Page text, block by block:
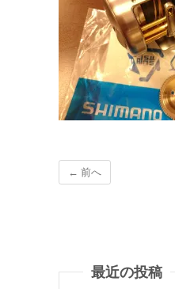
← 前へ
最近の投稿